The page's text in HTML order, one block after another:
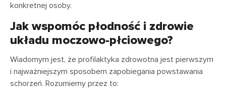
konkretnej osoby.
Jak wspomóc płodność i zdrowie
układu moczowo-płciowego?
Wiadomym jest, że profilaktyka zdrowotna jest pierwszym
i najważniejszym sposobem zapobiegania powstawania
schorzeń. Rozumiemy przez to: